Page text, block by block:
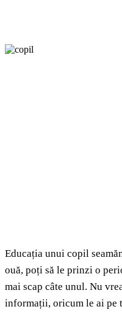
Educația unui copil
ouă, poți să le prinzi o
mai scap câte unul. Nu
informații, oricum le ai pe